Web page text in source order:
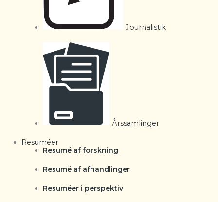
Journalistik
Årssamlinger
Resuméer
Resumé af forskning
Resumé af afhandlinger
Resuméer i perspektiv